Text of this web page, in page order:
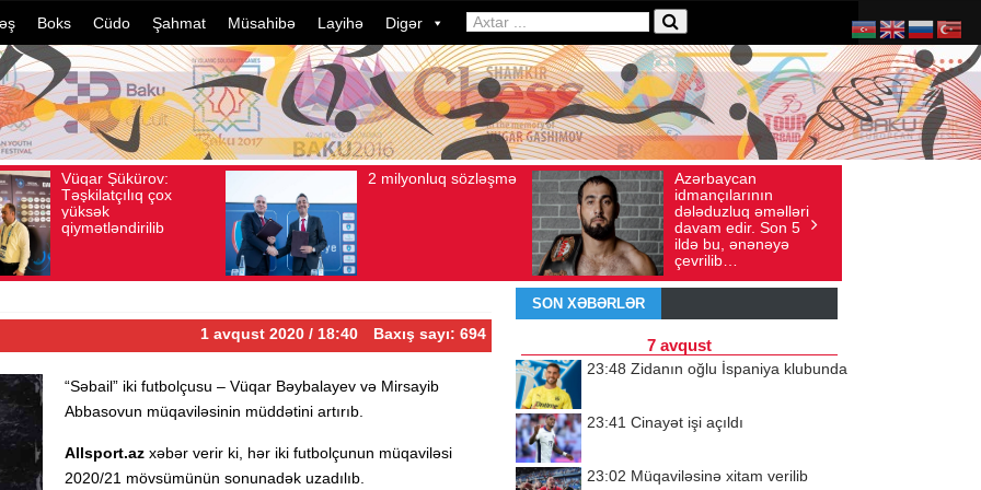
Boks Cüdo Şahmat Müsahibə Layihə Digər
2 milyonluq sözləşmə
Avqust 04, 2026
Azərbaycan
idmançılarının
dələduzluq əməlləri
davam edir. Son 5
ildə bu, ənənəyə
Baxış sayı: 136
Avqust 04, 2026
qeyd etməsə də,
ürəyi hər zaman
doğma yurdu ilə
döyünür
İyul 30, 2026
1 avqust 2020 / 18:40 Baxış sayı: 694
“Səbail” iki futbolçusu – Vüqar Bəybalayev və Mirsayib
Abbasovun müqaviləsinin müddətini artırıb.
Allsport.az xəbər verir ki, hər iki futbolçunun müqaviləsi
2020/21 mövsümünün sonunadək uzadılıb.
SON XƏBƏRLƏR
7 avqust
23:48 Zidanın oğlu İspaniya klubunda
23:41 Cinayət işi açıldı
23:02 Müqaviləsinə xitam verilib